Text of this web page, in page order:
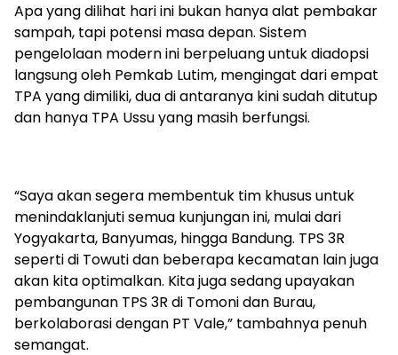
Apa yang dilihat hari ini bukan hanya alat pembakar
sampah, tapi potensi masa depan. Sistem
pengelolaan modern ini berpeluang untuk diadopsi
langsung oleh Pemkab Lutim, mengingat dari empat
TPA yang dimiliki, dua di antaranya kini sudah ditutup
dan hanya TPA Ussu yang masih berfungsi.
“Saya akan segera membentuk tim khusus untuk
menindaklanjuti semua kunjungan ini, mulai dari
Yogyakarta, Banyumas, hingga Bandung. TPS 3R
seperti di Towuti dan beberapa kecamatan lain juga
akan kita optimalkan. Kita juga sedang upayakan
pembangunan TPS 3R di Tomoni dan Burau,
berkolaborasi dengan PT Vale,” tambahnya penuh
semangat.